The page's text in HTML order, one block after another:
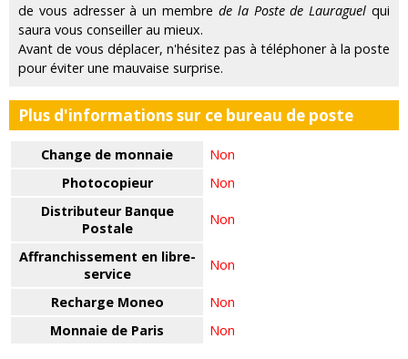
de vous adresser à un membre de la Poste de Lauraguel qui
saura vous conseiller au mieux.
Avant de vous déplacer, n'hésitez pas à téléphoner à la poste
pour éviter une mauvaise surprise.
Plus d'informations sur ce bureau de poste
Change de monnaie
Non
Photocopieur
Non
Distributeur Banque
Postale
Non
Affranchissement en libre-
service
Non
Recharge Moneo
Non
Monnaie de Paris
Non